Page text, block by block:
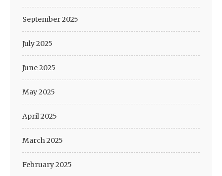
September 2025
July 2025
June 2025
May 2025
April 2025
March 2025
February 2025